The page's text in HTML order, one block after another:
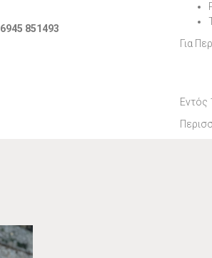
6945 851493
Για
Εντός